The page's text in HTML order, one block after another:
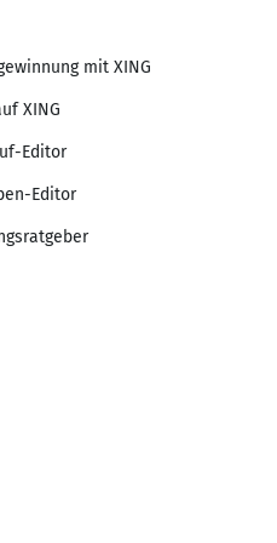
mit XING
XING
Editor
Editor